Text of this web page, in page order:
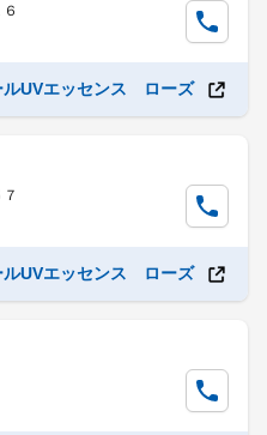
UVエッセンス ローズ
UVエッセンス ローズ